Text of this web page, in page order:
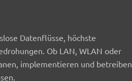
Datenflüsse, höchste
Ob LAN, WLAN oder
implementieren und betreiben